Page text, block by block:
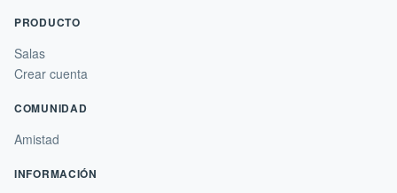
PRODUCTO
Salas
Crear cuenta
COMUNIDAD
Amistad
INFORMACIÓN